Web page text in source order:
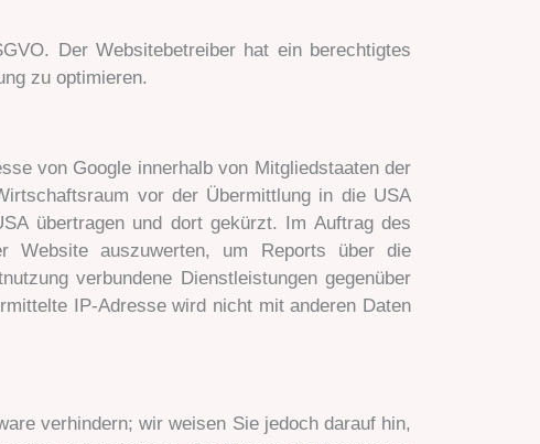
Der Websitebetreiber hat ein berechtigtes
zu optimieren.
von Google innerhalb von Mitgliedstaaten der
vor der Übermittlung in die USA
übertragen und dort gekürzt. Im Auftrag des
Website auszuwerten, um Reports über die
verbundene Dienstleistungen gegenüber
IP-Adresse wird nicht mit anderen Daten
verhindern; wir weisen Sie jedoch darauf hin,